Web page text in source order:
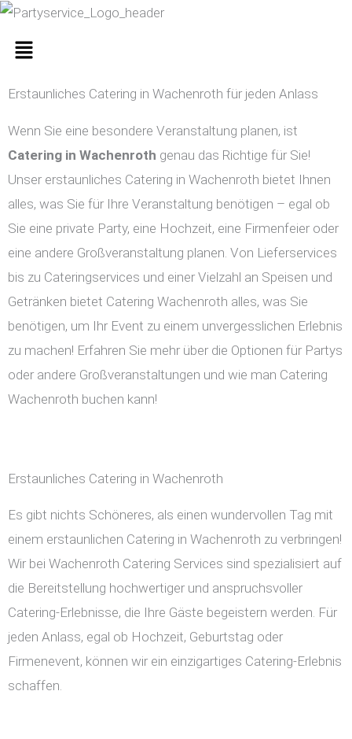
Zum
springen
Menü
Erstaunliches Catering in Wachenroth für jeden Anlass
Wenn Sie eine besondere Veranstaltung planen, ist
Catering in Wachenroth genau das Richtige für Sie!
Unser erstaunliches Catering in Wachenroth bietet Ihnen
alles, was Sie für Ihre Veranstaltung benötigen – egal ob
Sie eine private Party, eine Hochzeit, eine Firmenfeier oder
eine andere Großveranstaltung planen. Von Lieferservices
bis zu Cateringservices und einer Vielzahl an Speisen und
Getränken bietet Catering Wachenroth alles, was Sie
benötigen, um Ihr Event zu einem unvergesslichen Erlebnis
zu machen! Erfahren Sie mehr über die Optionen für Partys
oder andere Großveranstaltungen und wie man Catering
Wachenroth buchen kann!
Erstaunliches Catering in Wachenroth
Es gibt nichts Schöneres, als einen wundervollen Tag mit
einem erstaunlichen Catering in Wachenroth zu verbringen!
Wir bei Wachenroth Catering Services sind spezialisiert auf
die Bereitstellung hochwertiger und anspruchsvoller
Catering-Erlebnisse, die Ihre Gäste begeistern werden. Für
jeden Anlass, egal ob Hochzeit, Geburtstag oder
Firmenevent, können wir ein einzigartiges Catering-Erlebnis
schaffen.